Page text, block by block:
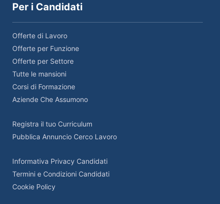
Per i Candidati
Offerte di Lavoro
Offerte per Funzione
Offerte per Settore
Tutte le mansioni
Corsi di Formazione
Aziende Che Assumono
Registra il tuo Curriculum
Pubblica Annuncio Cerco Lavoro
Informativa Privacy Candidati
Termini e Condizioni Candidati
Cookie Policy